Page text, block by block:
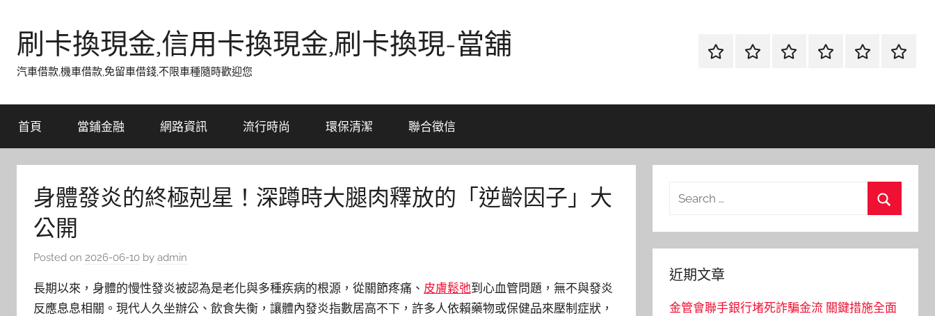
content刷卡換現金,信用卡換現金,刷卡換現-當舖
汽車借款,機車借款,免留車借錢,不限車種隨時歡迎您
首
當
網
流
環
聯
首頁 當鋪金融 網路資訊 流行時尚 環保清潔 聯合徵信
身體發炎的終極剋星！深蹲時大腿肉釋放的「逆齡因子」大
公開
Posted on 2026-06-10 by admin
長期以來，身體的慢性發炎被認為是老化與多種疾病的根源，從關節疼痛、 皮膚鬆弛到心血管問題，無不與發炎
反應息息相關。現代人久坐辦公、飲食失衡，讓體內發炎指數居高不下，許多人依賴藥物或保健品來壓制症狀，
Search
近期文章
金管會聯手銀行堵死詐騙金流 關鍵措施全面